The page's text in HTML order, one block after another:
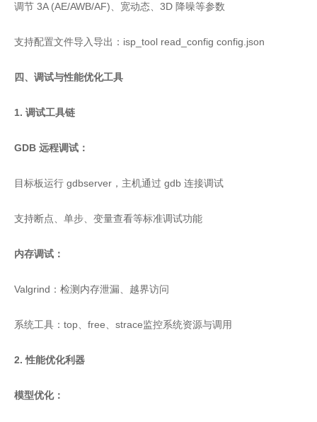
调节 3A (AE/AWB/AF)、宽动态、3D 降噪等参数
支持配置文件导入导出：isp_tool read_config config.json
四、调试与性能优化工具
1. 调试工具链
GDB 远程调试：
目标板运行 gdbserver，主机通过 gdb 连接调试
支持断点、单步、变量查看等标准调试功能
内存调试：
Valgrind：检测内存泄漏、越界访问
系统工具：top、free、strace监控系统资源与调用
2. 性能优化利器
模型优化：